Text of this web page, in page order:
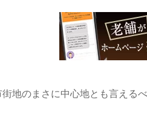
地のまさに中心地とも言える